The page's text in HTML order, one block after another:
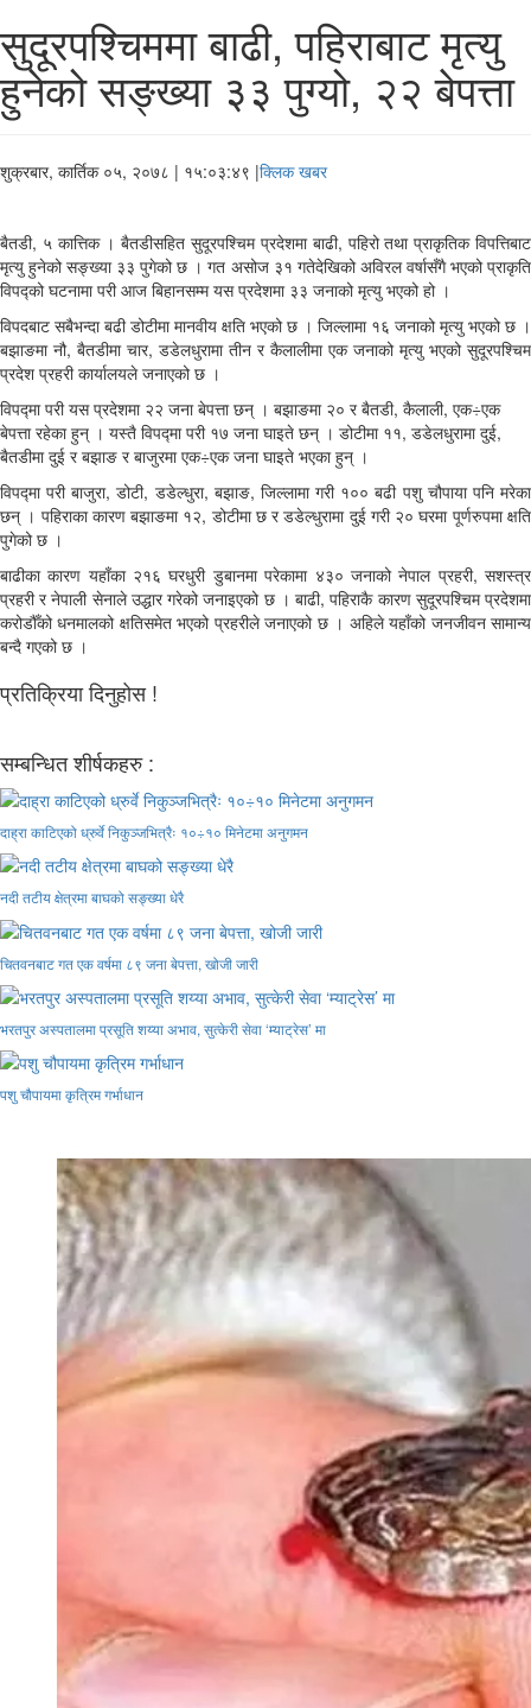
सुदूरपश्चिममा बाढी, पहिराबाट मृत्यु
हुनेको सङ्ख्या ३३ पुग्यो, २२ बेपत्ता
शुक्रबार, कार्तिक ०५, २०७८ | १५:०३:४९ |क्लिक खबर
बैतडी, ५ कात्तिक । बैतडीसहित सुदूरपश्चिम प्रदेशमा बाढी, पहिरो तथा प्राकृतिक विपत्तिबाट
मृत्यु हुनेको सङ्ख्या ३३ पुगेको छ । गत असोज ३१ गतेदेखिको अविरल वर्षासँगै भएको प्राकृति
विपद्को घटनामा परी आज बिहानसम्म यस प्रदेशमा ३३ जनाको मृत्यु भएको हो ।
विपदबाट सबैभन्दा बढी डोटीमा मानवीय क्षति भएको छ । जिल्लामा १६ जनाको मृत्यु भएको छ ।
बझाङमा नौ, बैतडीमा चार, डडेलधुरामा तीन र कैलालीमा एक जनाको मृत्यु भएको सुदूरपश्चिम
प्रदेश प्रहरी कार्यालयले जनाएको छ ।
विपद्मा परी यस प्रदेशमा २२ जना बेपत्ता छन् । बझाङमा २० र बैतडी, कैलाली, एक÷एक
बेपत्ता रहेका हुन् । यस्तै विपद्मा परी १७ जना घाइते छन् । डोटीमा ११, डडेलधुरामा दुई,
बैतडीमा दुई र बझाङ र बाजुरमा एक÷एक जना घाइते भएका हुन् ।
विपद्मा परी बाजुरा, डोटी, डडेल्धुरा, बझाङ, जिल्लामा गरी १०० बढी पशु चौपाया पनि मरेका
छन् । पहिराका कारण बझाङमा १२, डोटीमा छ र डडेल्धुरामा दुई गरी २० घरमा पूर्णरुपमा क्षति
पुगेको छ ।
बाढीका कारण यहाँका २१६ घरधुरी डुबानमा परेकामा ४३० जनाको नेपाल प्रहरी, सशस्त्र
प्रहरी र नेपाली सेनाले उद्धार गरेको जनाइएको छ । बाढी, पहिराकै कारण सुदूरपश्चिम प्रदेशमा
करोडौँको धनमालको क्षतिसमेत भएको प्रहरीले जनाएको छ । अहिले यहाँको जनजीवन सामान्य
बन्दै गएको छ ।
प्रतिक्रिया दिनुहोस !
सम्बन्धित शीर्षकहरु :
दाह्रा काटिएको ध्रुर्वे निकुञ्जभित्रैः १०÷१० मिनेटमा अनुगमन
नदी तटीय क्षेत्रमा बाघको सङ्ख्या धेरै
चितवनबाट गत एक वर्षमा ८९ जना बेपत्ता, खोजी जारी
भरतपुर अस्पतालमा प्रसूति शय्या अभाव, सुत्केरी सेवा ‘म्याट्रेस’ मा
पशु चौपायमा कृत्रिम गर्भाधान